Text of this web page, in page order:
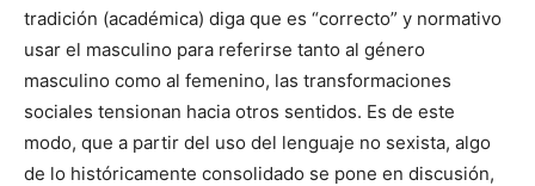
tradición (académica) diga que es “correcto” y normativo
usar el masculino para referirse tanto al género
masculino como al femenino, las transformaciones
sociales tensionan hacia otros sentidos. Es de este
modo, que a partir del uso del lenguaje no sexista, algo
de lo históricamente consolidado se pone en discusión,